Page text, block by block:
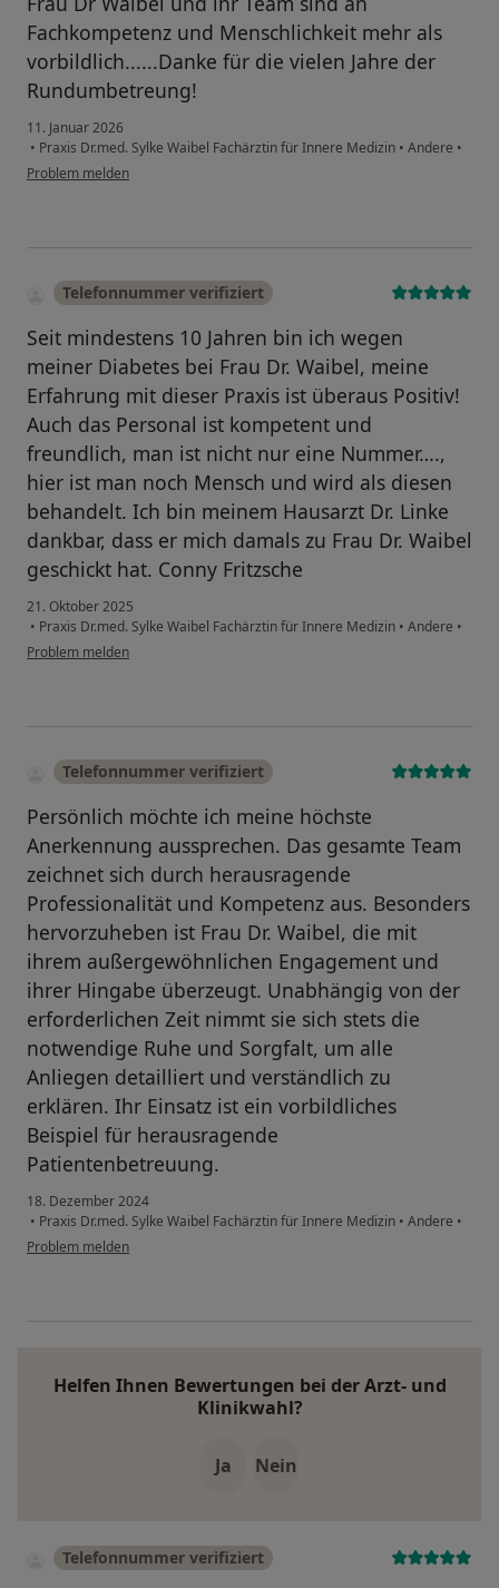
Fachkompetenz und Menschlichkeit mehr als
vorbildlich......Danke für die vielen Jahre der
Rundumbetreung!
11. Januar 2026
• Praxis Dr.med. Sylke Waibel Fachärztin für Innere Medizin • Andere •
Problem melden
Telefonnummer verifiziert
Seit mindestens 10 Jahren bin ich wegen
meiner Diabetes bei Frau Dr. Waibel, meine
Erfahrung mit dieser Praxis ist überaus Positiv!
Auch das Personal ist kompetent und
freundlich, man ist nicht nur eine Nummer….,
hier ist man noch Mensch und wird als diesen
behandelt. Ich bin meinem Hausarzt Dr. Linke
dankbar, dass er mich damals zu Frau Dr. Waibel
geschickt hat. Conny Fritzsche
21. Oktober 2025
• Praxis Dr.med. Sylke Waibel Fachärztin für Innere Medizin • Andere •
Problem melden
Telefonnummer verifiziert
Persönlich möchte ich meine höchste
Anerkennung aussprechen. Das gesamte Team
zeichnet sich durch herausragende
Professionalität und Kompetenz aus. Besonders
hervorzuheben ist Frau Dr. Waibel, die mit
ihrem außergewöhnlichen Engagement und
ihrer Hingabe überzeugt. Unabhängig von der
erforderlichen Zeit nimmt sie sich stets die
notwendige Ruhe und Sorgfalt, um alle
Anliegen detailliert und verständlich zu
erklären. Ihr Einsatz ist ein vorbildliches
Beispiel für herausragende
Patientenbetreuung.
18. Dezember 2024
• Praxis Dr.med. Sylke Waibel Fachärztin für Innere Medizin • Andere •
Problem melden
Helfen Ihnen Bewertungen bei der Arzt- und
Klinikwahl?
Ja Nein
Telefonnummer verifiziert